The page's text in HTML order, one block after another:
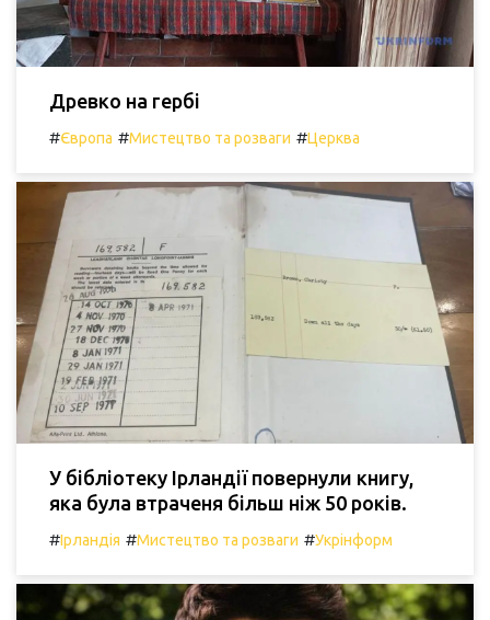
Древко на гербі
#Європа #Мистецтво та розваги #Церква
У бібліотеку Ірландії повернули книгу,
яка була втраченя більш ніж 50 років.
#Ірландія #Мистецтво та розваги #Укрінформ